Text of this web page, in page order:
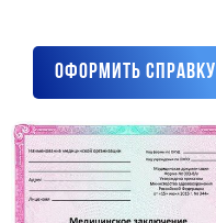
Оформить справку